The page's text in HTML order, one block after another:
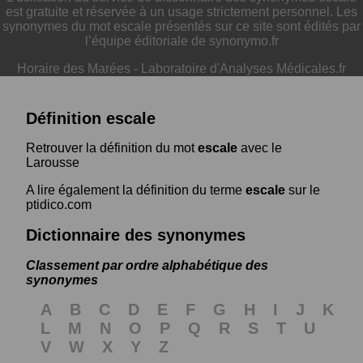
est gratuite et réservée à un usage strictement personnel. Les
synonymes du mot escale présentés sur ce site sont édités par
l’équipe éditoriale de synonymo.fr
Horaire des Marées - Laboratoire d'Analyses Médicales.fr
Définition escale
Retrouver la définition du motescale avec le
Larousse
A lire également la définition du terme escale sur le
ptidico.com
Dictionnaire des synonymes
Classement par ordre alphabétique des
synonymes
A B C D E F G H I J
K
L
M N O P Q R S T
U
V
W X Y Z